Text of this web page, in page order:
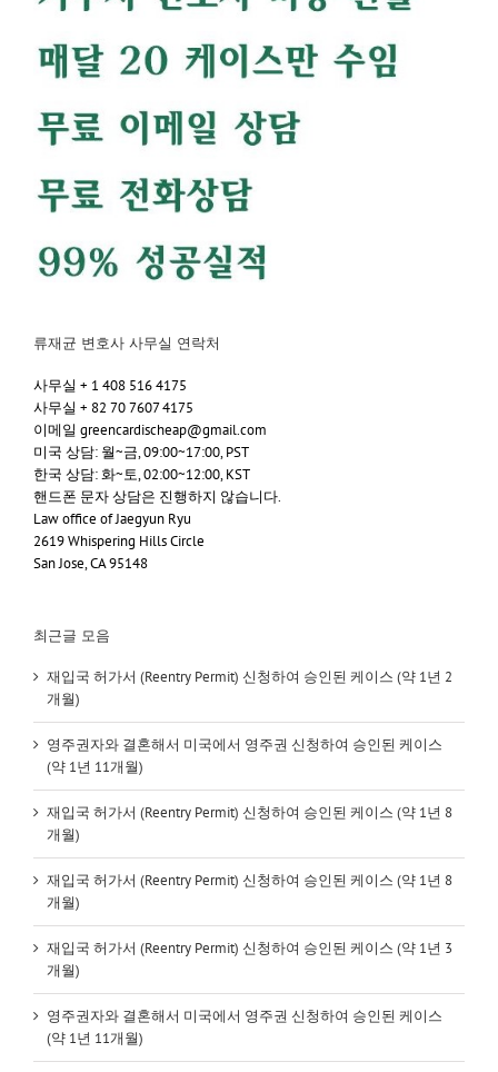
류재균 변호사 사무실 연락처
사무실 + 1 408 516 4175
사무실 + 82 70 7607 4175
이메일 greencardischeap@gmail.com
미국 상담: 월~금, 09:00~17:00, PST
한국 상담: 화~토, 02:00~12:00, KST
핸드폰 문자 상담은 진행하지 않습니다.
Law office of Jaegyun Ryu
2619 Whispering Hills Circle
San Jose, CA 95148
최근글 모음
재입국 허가서 (Reentry Permit) 신청하여 승인된 케이스 (약 1년 2
개월)
영주권자와 결혼해서 미국에서 영주권 신청하여 승인된 케이스
(약 1년 11개월)
재입국 허가서 (Reentry Permit) 신청하여 승인된 케이스 (약 1년 8
개월)
재입국 허가서 (Reentry Permit) 신청하여 승인된 케이스 (약 1년 8
개월)
재입국 허가서 (Reentry Permit) 신청하여 승인된 케이스 (약 1년 3
개월)
영주권자와 결혼해서 미국에서 영주권 신청하여 승인된 케이스
(약 1년 11개월)